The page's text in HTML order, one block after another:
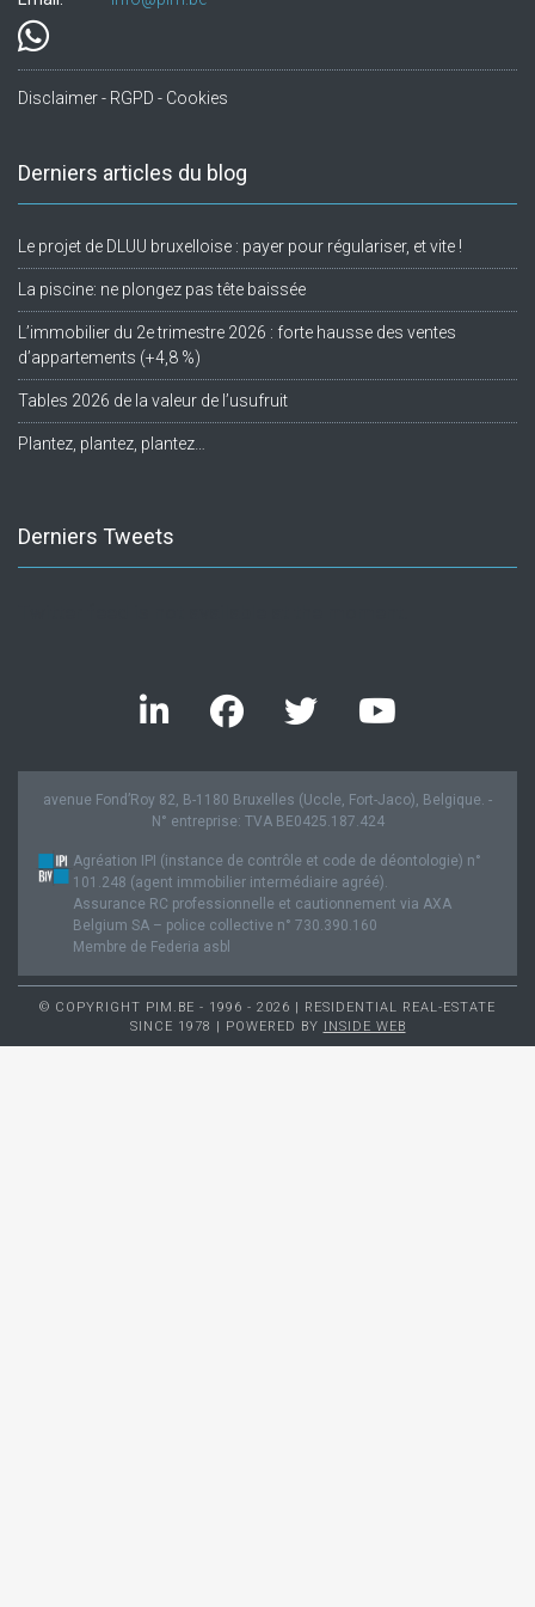
Disclaimer - RGPD - Cookies
Derniers articles du blog
Le projet de DLUU bruxelloise : payer pour régulariser, et vite !
La piscine: ne plongez pas tête baissée
L’immobilier du 2e trimestre 2026 : forte hausse des ventes
d’appartements (+4,8 %)
Tables 2026 de la valeur de l’usufruit
Plantez, plantez, plantez…
Derniers Tweets
avenue Fond’Roy 82, B-1180 Bruxelles (Uccle, Fort-Jaco), Belgique. -
N° entreprise: TVA BE0425.187.424
Agréation IPI (instance de contrôle et code de déontologie) n°
101.248 (agent immobilier intermédiaire agréé).
Assurance RC professionnelle et cautionnement via AXA
Belgium SA – police collective n° 730.390.160
Membre de Federia asbl
© COPYRIGHT PIM.BE - 1996 - 2026 | RESIDENTIAL REAL-ESTATE
SINCE 1978 | POWERED BY INSIDE WEB